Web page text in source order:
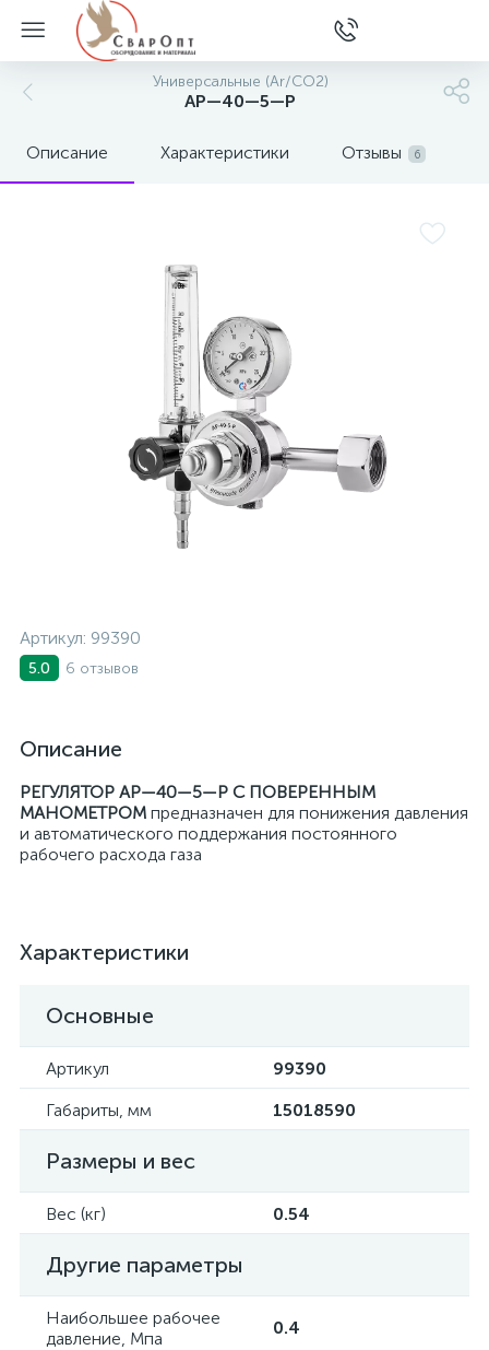
Универсальные (Ar/CO2)
АР—40—5—Р
Описание Характеристики Отзывы 6
Артикул: 99390
5.0 6 отзывов
Описание
РЕГУЛЯТОР АР—40—5—Р С ПОВЕРЕННЫМ
МАНОМЕТРОМ предназначен для понижения давления
и автоматического поддержания постоянного
рабочего расхода газа
Характеристики
Основные
Артикул
99390
Габариты, мм
15018590
Размеры и вес
Вес (кг) 0.54
Другие параметры
Наибольшее рабочее
давление, Мпа
0.4